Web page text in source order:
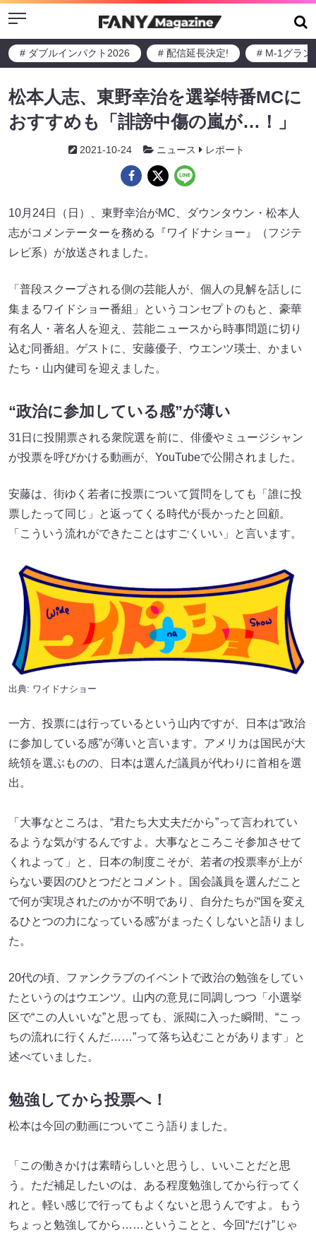
Menu
# ダブルインパクト2026 # 配信延長決定! # M-1グラン
松本人志、東野幸治を選挙特番MCに
おすすめも「誹謗中傷の嵐が…！」
2021-10-24 ニュース レポート
10月24日（日）、東野幸治がMC、ダウンタウン・松本人
志がコメンテーターを務める『ワイドナショー』（フジテ
レビ系）が放送されました。
「普段スクープされる側の芸能人が、個人の見解を話しに
集まるワイドショー番組」というコンセプトのもと、豪華
有名人・著名人を迎え、芸能ニュースから時事問題に切り
込む同番組。ゲストに、安藤優子、ウエンツ瑛士、かまい
たち・山内健司を迎えました。
“政治に参加している感”が薄い
31日に投開票される衆院選を前に、俳優やミュージシャン
が投票を呼びかける動画が、YouTubeで公開されました。
安藤は、街ゆく若者に投票について質問をしても「誰に投
票したって同じ」と返ってくる時代が長かったと回顧。
「こういう流れができたことはすごくいい」と言います。
出典: ワイドナショー
一方、投票には行っているという山内ですが、日本は“政治
に参加している感”が薄いと言います。アメリカは国民が大
統領を選ぶものの、日本は選んだ議員が代わりに首相を選
出。
「大事なところは、“君たち大丈夫だから”って言われてい
るような気がするんですよ。大事なところこそ参加させて
くれよって」と、日本の制度こそが、若者の投票率が上が
らない要因のひとつだとコメント。国会議員を選んだこと
で何が実現されたのかが不明であり、自分たちが“国を変え
るひとつの力になっている感”がまったくしないと語りまし
た。
20代の頃、ファンクラブのイベントで政治の勉強をしてい
たというのはウエンツ。山内の意見に同調しつつ「小選挙
区で“この人いいな”と思っても、派閥に入った瞬間、“こっ
ちの流れに行くんだ……”って落ち込むことがあります」と
述べていました。
勉強してから投票へ！
松本は今回の動画についてこう語りました。
「この働きかけは素晴らしいと思うし、いいことだと思
う。ただ補足したいのは、ある程度勉強してから行ってく
れと。軽い感じで行ってもよくないと思うんですよ。もう
ちょっと勉強してから……ということと、今回“だけ”じゃ